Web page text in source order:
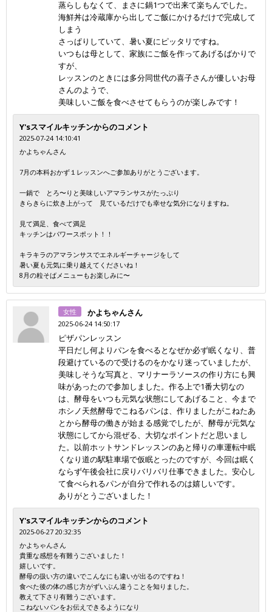
蒸らしもなくて、まさに鍋1つで出来て楽ちんでした。
海鮮丼は冷蔵庫から出してご飯にかけるだけで完成して
しまう
さっぱりしていて、暑い夏にピッタリですね。
いつもは母として、家族にご飯を作ってあげるばかりで
すが、
レッスンのときには多分同世代の喜子さんが優しいお母
さんのようで、
美味しいご飯を食べさせてもらうのが楽しみです！
Y'sスマイルキッチンからのコメント
2025-07-24 14:10:41
かよちゃんさん
7月の本科おかず１レッスンへご参加ありがとうございます。
一鍋で とろ〜りと美味しいアマランサスがたっぷり
きらきらに炊き上がって 見ているだけでも幸せな気分になりますね。
見て満足、食べて満足
キッチンはパワースポット！！
キラキラのアマランサスでエネルギーチャージをして
暑い夏も元気に乗り越えてくださいね！
8月の粒そばメニューもお楽しみに〜
女性 かよちゃんさん
2025-06-24 14:50:17
ピザパンレッスン
平日だし何よりパンを食べるとなぜか必ず眠くなり、普
段避けているので受けるのをかなり迷っていましたが、
美味しそうな写真と、マリナーラソースの作り方にも興
味があったので参加しました。作る上で1番大切なの
は、酵母をいつも元気な状態にしてあげること、今まで
ホシノ天然酵母でこねるパンは、作りましたがこねたあ
とから酵母の働きが始まる感覚でしたが、酵母が元気な
状態にしてから混ぜる、大切なポイントだと思いまし
た。以前ホットサンドレッスンのあと帰りの車運転中眠
くなり道の駅駐車場で仮眠とったのですが、今回は眠く
ならず午後会社に戻りバリバリ仕事できました。安心し
て食べられるパンが自分で作れるのは嬉しいです。
ありがとうございました！
Y'sスマイルキッチンからのコメント
2025-06-27 20:32:35
かよちゃんさん
貴重な感想を有難うございました！
嬉しいです。
酵母の扱い方の違いでこんなにも違いが出るのですね！
食べた後の体の感じ方がずいぶん違うことを知りました。
教えて下さり有難うございます。
こねないパンをお伝えできるようになり